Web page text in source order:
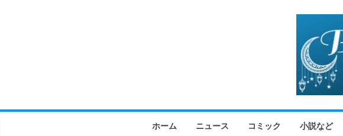
ホーム ニュース コミック 小説など